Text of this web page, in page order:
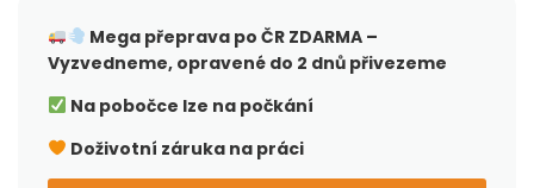
Mega přeprava po ČRZDARMA –
Vyzvedneme, opravené do 2 dnů přivezeme
Na pobočce lze na počkání
Doživotní záruka na práci